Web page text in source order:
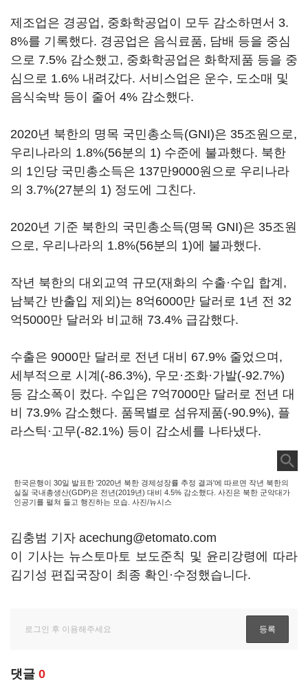
제조업은 경공업, 중화학공업이 모두 감소하면서 3.
8%를 기록했다. 경공업은 음식료품, 담배 등을 중심
으로 7.5% 감소했고, 중화학공업은 화학제품 등을 중
심으로 1.6% 내려갔다. 서비스업은 운수, 도소매 및
음식숙박 등이 줄어 4% 감소했다.
2020년 북한의 명목 국민총소득(GNI)은 35조원으로,
우리나라의 1.8%(56분의 1) 수준에 불과했다. 북한
의 1인당 국민총소득은 137만9000원으로 우리나라
의 3.7%(27분의 1) 정도에 그친다.
2020년 기준 북한의 국민총소득(명목 GNI)은 35조원
으로, 우리나라의 1.8%(56분의 1)에 불과했다.
작년 북한의 대외교역 규모(재화의 수출·수입 합계,
남북간 반출입 제외)는 8억6000만 달러로 1년 전 32
억5000만 달러와 비교해 73.4% 급감했다.
수출은 9000만 달러로 전년 대비 67.9% 줄었으며,
세부적으로 시계(-86.3%), 우모·조화·가발(-92.7%)
등 감소폭이 컸다. 수입은 7억7000만 달러로 전년 대
비 73.9% 감소했다. 품목별로 섬유제품(-90.9%), 플
라스틱·고무(-82.1%) 등이 감소세를 나타냈다.
한국은행이 30일 발표한 '2020년 북한 경제성장률 추정 결과'에 따르면 작년 북한의
실질 국내총생산(GDP)은 전년(2019년) 대비 4.5% 감소했다. 사진은 북한 군악대가
인공기를 펼쳐 들고 행진하는 모습. 사진/뉴시스
김충범 기자 acechung@etomato.com
이 기사는 뉴스토마토 보도준칙 및 윤리강령에 따라
김기성 편집국장이 최종 확인·수정했습니다.
댓글 0